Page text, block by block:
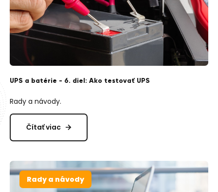
UPS a batérie - 6. diel: Ako testovať UPS
Rady a návody.
Čítať viac
Rady a návody